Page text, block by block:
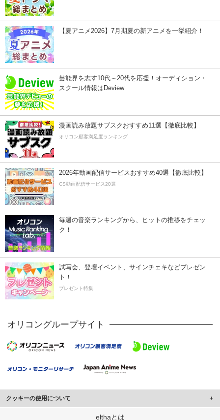
【夏アニメ2026】7月期夏の新アニメを一挙紹介！
芸能界を志す10代～20代を応援！オーディション・
スクール情報はDeview
漫画読み放題サブスクおすすめ11選【徹底比較】
オリコン顧客満足度ランキング
2026年動画配信サービスおすすめ40選【徹底比較】
CS動画配信サービス20選
毎週の音楽ランキングから、ヒットの推移をチェッ
ク！
試写会、登壇イベント、サインチェキなどプレゼン
ト！
プレゼント特集
オリコングループサイト
クッキーの使用について
このサイトでは Cookie を使用して、ユーザーに合わせたコンテンツや広告の
elthaとは